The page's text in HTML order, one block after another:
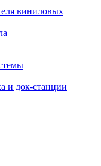
виниловых
и док-станции